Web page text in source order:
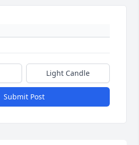
Light Candle
Submit Post